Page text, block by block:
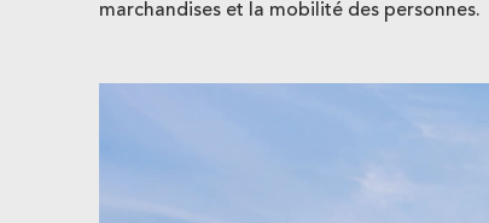
marchandises et la mobilité des personnes.